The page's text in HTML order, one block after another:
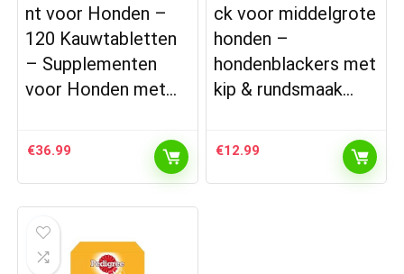
nt voor Honden –
120 Kauwtabletten
– Supplementen
voor Honden met…
€36.99
ck voor middelgrote
honden –
hondenblackers met
kip & rundsmaak…
€12.99